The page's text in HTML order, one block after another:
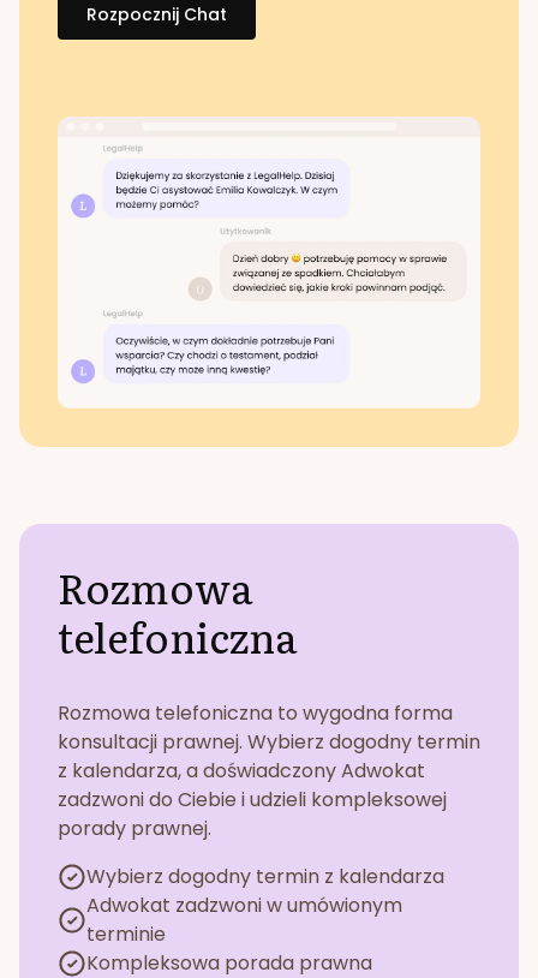
Rozpocznij Chat
Rozmowa
telefoniczna
Rozmowa telefoniczna to wygodna forma
konsultacji prawnej. Wybierz dogodny termin
z kalendarza, a doświadczony Adwokat
zadzwoni do Ciebie i udzieli kompleksowej
porady prawnej.
Wybierz dogodny termin z kalendarza
Adwokat zadzwoni w umówionym
terminie
Kompleksowa porada prawna